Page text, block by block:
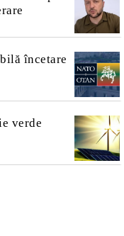
încetare
verde